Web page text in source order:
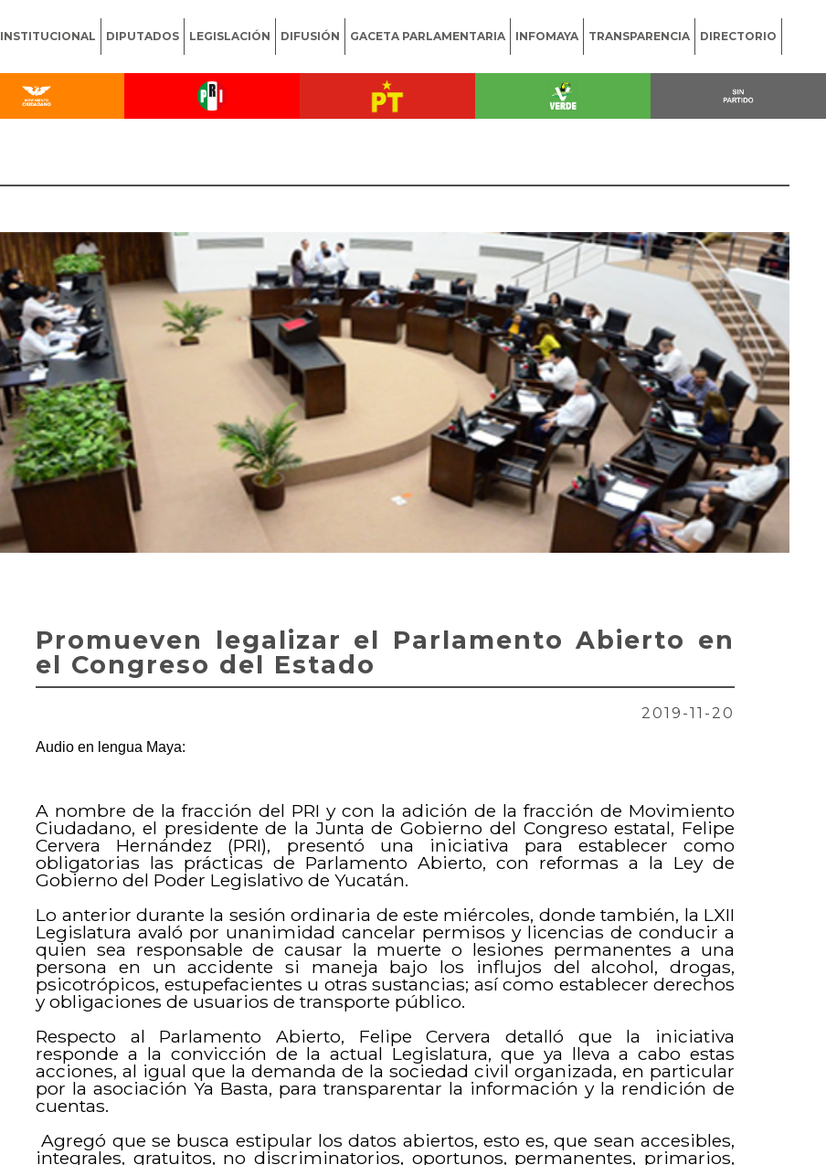
INSTITUCIONAL DIPUTADOS LEGISLACIÓN DIFUSIÓN GACETA PARLAMENTARIA INFOMAYA TRANSPARENCIA DIRECTORIO
Promueven legalizar el Parlamento Abierto en
el Congreso del Estado
2019-11-20
Audio en lengua Maya:
A nombre de la fracción del PRI y con la adición de la fracción de Movimiento
Ciudadano, el presidente de la Junta de Gobierno del Congreso estatal, Felipe
Cervera Hernández (PRI), presentó una iniciativa para establecer como
obligatorias las prácticas de Parlamento Abierto, con reformas a la Ley de
Gobierno del Poder Legislativo de Yucatán.
Lo anterior durante la sesión ordinaria de este miércoles, donde también, la LXII
Legislatura avaló por unanimidad cancelar permisos y licencias de conducir a
quien sea responsable de causar la muerte o lesiones permanentes a una
persona en un accidente si maneja bajo los influjos del alcohol, drogas,
psicotrópicos, estupefacientes u otras sustancias; así como establecer derechos
y obligaciones de usuarios de transporte público.
Respecto al Parlamento Abierto, Felipe Cervera detalló que la iniciativa
responde a la convicción de la actual Legislatura, que ya lleva a cabo estas
acciones, al igual que la demanda de la sociedad civil organizada, en particular
por la asociación Ya Basta, para transparentar la información y la rendición de
cuentas.
Agregó que se busca estipular los datos abiertos, esto es, que sean accesibles,
integrales, gratuitos, no discriminatorios, oportunos, permanentes, primarios,